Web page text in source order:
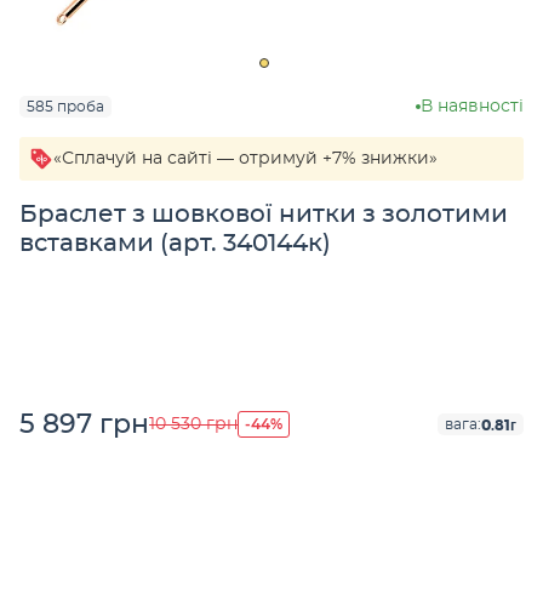
585 проба В наявності
«Сплачуй на сайті — отримуй +7% знижки»
Браслет з шовкової нитки з золотими
вставками (арт. 340144к)
5 897 грн10 530 грн -44% вага:0.81г